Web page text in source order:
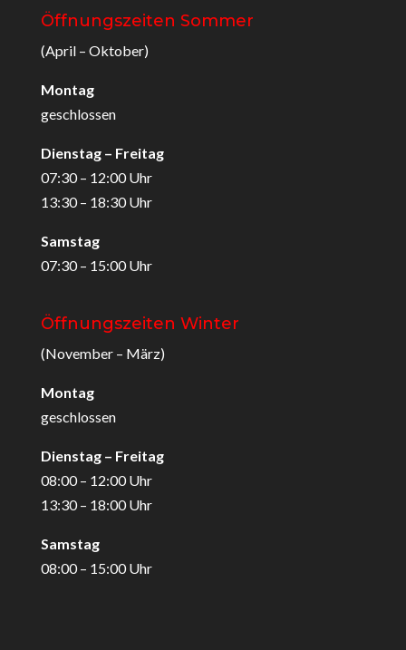
Öffnungszeiten Sommer
(April – Oktober)
Montag
geschlossen
Dienstag – Freitag
07:30 – 12:00 Uhr
13:30 – 18:30 Uhr
Samstag
07:30 – 15:00 Uhr
Öffnungszeiten Winter
(November – März)
Montag
geschlossen
Dienstag – Freitag
08:00 – 12:00 Uhr
13:30 – 18:00 Uhr
Samstag
08:00 – 15:00 Uhr